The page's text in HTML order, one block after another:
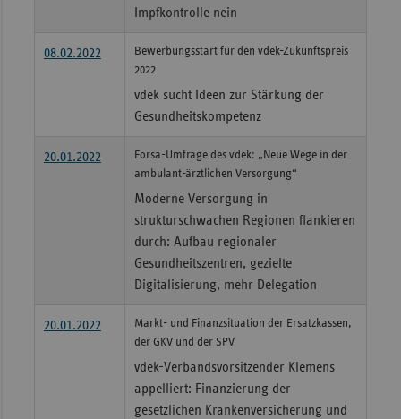
Impfkontrolle nein
08.02.2022
Bewerbungsstart für den vdek-Zukunftspreis
2022
vdek sucht Ideen zur Stärkung der
Gesundheitskompetenz
20.01.2022
Forsa-Umfrage des vdek: „Neue Wege in der
ambulant-ärztlichen Versorgung“
Moderne Versorgung in
strukturschwachen Regionen flankieren
durch: Aufbau regionaler
Gesundheitszentren, gezielte
Digitalisierung, mehr Delegation
20.01.2022
Markt- und Finanzsituation der Ersatzkassen,
der GKV und der SPV
vdek-Verbandsvorsitzender Klemens
appelliert: Finanzierung der
gesetzlichen Krankenversicherung und